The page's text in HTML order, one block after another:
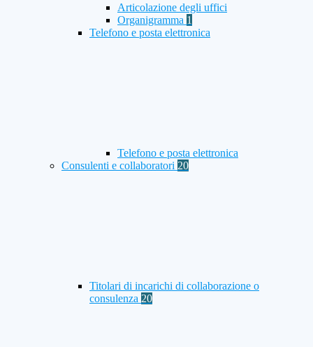
Articolazione degli uffici
Organigramma 1
Telefono e posta elettronica
Telefono e posta elettronica
Consulenti e collaboratori 20
Titolari di incarichi di collaborazione o
consulenza 20